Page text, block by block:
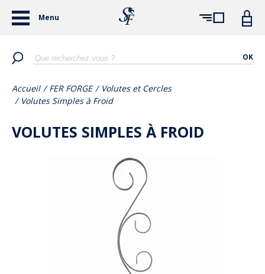
Menu
OK
Accueil / FER FORGE / Volutes et Cercles
/ Volutes Simples à Froid
VOLUTES SIMPLES À FROID